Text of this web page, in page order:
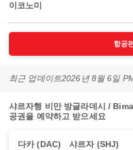
이코노미
항공
최근 업데이트2026년 8월 6일
샤르자행 비만 방글라데시 /
공권을 예약하고 받으세요
다카 (DAC) 샤르자 (SHJ)